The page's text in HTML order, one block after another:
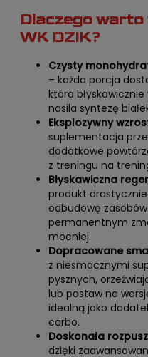
Dlaczego
WK DZIK?
Czysty
– każda porcja
która
nasila syntezę
Eksplozywny
suplementacja
dodatkowe
z treningu na
Błyskawiczna
produkt
odbudowę
permanentnym
mocniej.
Dopracowane
z niesmacznymi
pysznych,
lub postaw na
idealną jako
carbo.
Doskonała
dzięki